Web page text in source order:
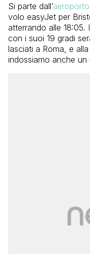
Si parte dall’
volo easyJet per
atterrando alle 18:05.
con i suoi 19 gradi
lasciati a Roma, e
indossiamo anche